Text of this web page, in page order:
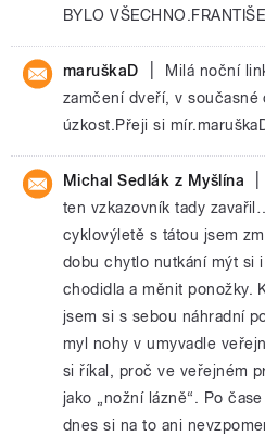
BYLO
maruškaD
Milá noční
zamčení dveří, v současné
úzkost.Přeji si
Michal Sedlák z Myšlína
ten vzkazovník tady
cyklovýletě s tátou jsem
dobu chytlo nutkání mýt si
chodidla a měnit ponožky.
jsem si s sebou náhradní
myl nohy v umyvadle
si říkal, proč ve veřejném
jako „nožní lázně“. Po
dnes si na to ani